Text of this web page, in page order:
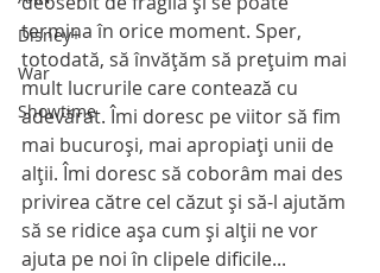
Disney+
War
Showtime
termina în orice moment. Sper,
totodată, să învăţăm să preţuim mai
mult lucrurile care contează cu
adevărat. Îmi doresc pe viitor să fim
mai bucuroşi, mai apropiaţi unii de
alţii. Îmi doresc să coborâm mai des
privirea către cel căzut şi să-l ajutăm
să se ridice aşa cum şi alţii ne vor
ajuta pe noi în clipele dificile...